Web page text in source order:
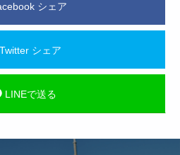
シェア
Twitter シェア
LINEで送る